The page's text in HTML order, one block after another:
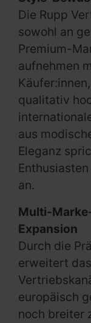
Die Rupp
sowohl an
Premium-
aufnehmen
qualitativ
aus
Eleganz
an.
Multi-
Expansion
Durch die
erweitert
europäisch
noch breiter